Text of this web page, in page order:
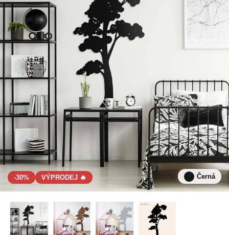
-30% VÝPRODEJ 🔥 Černá